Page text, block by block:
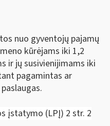
nuo gyventojų pajamų
kūrėjams iki 1,2
ir jų susivienijimams iki
pagamintas ar
įstatymo (LPĮ) 2 str. 2